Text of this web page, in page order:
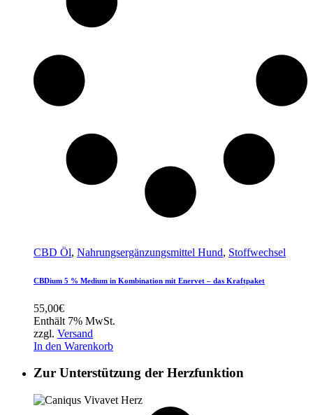
CBD Öl, Nahrungsergänzungsmittel Hund, Stoffwechsel
CBDium 5 % Medium in Kombination mit Enervet – das Kraftpaket
55,00€
Enthält 7% MwSt.
zzgl. Versand
In den Warenkorb
Zur Unterstützung der Herzfunktion